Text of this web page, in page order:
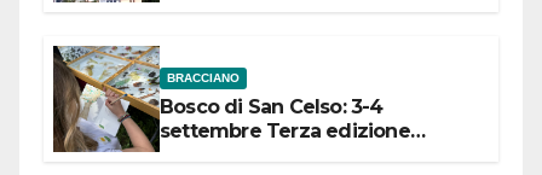
BRACCIANO
Bosco di San Celso: 3-4
settembre Terza edizione